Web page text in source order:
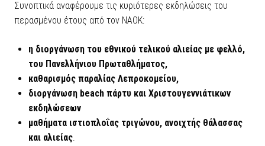
Συνοπτικά αναφέρουμε τις κυριότερες εκδηλώσεις του
περασμένου έτους από τον ΝΑΟΚ:
η διοργάνωση του εθνικού τελικού αλιείας με φελλό,
του Πανελλήνιου Πρωταθλήματος,
καθαρισμός παραλίας Λεπροκομείου,
διοργάνωση beach πάρτυ και Χριστουγεννιάτικων
εκδηλώσεων
μαθήματα ιστιοπλοΐας τριγώνου, ανοιχτής θάλασσας
και αλιείας